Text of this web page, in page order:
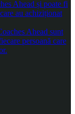
Ahead și poate fi
au achiziționat
Ahead sunt
persoană care